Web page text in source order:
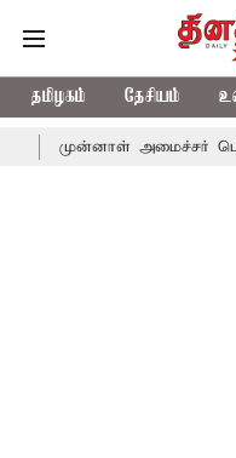
தமிழகம் தேசியம்
அமைச்சர் பொன்முடிக்கு